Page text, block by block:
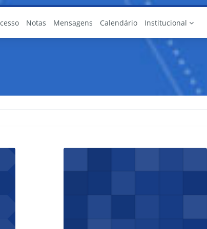
Notas Mensagens Calendário Institucional